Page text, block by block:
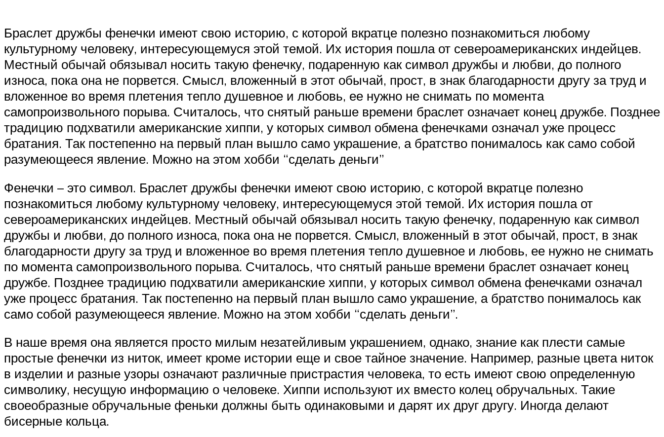
Браслет дружбы фенечки имеют свою историю, с которой вкратце полезно познакомиться любому
культурному человеку, интересующемуся этой темой. Их история пошла от североамериканских индейцев.
Местный обычай обязывал носить такую фенечку, подаренную как символ дружбы и любви, до полного
износа, пока она не порвется. Смысл, вложенный в этот обычай, прост, в знак благодарности другу за труд и
вложенное во время плетения тепло душевное и любовь, ее нужно не снимать по момента
самопроизвольного порыва. Считалось, что снятый раньше времени браслет означает конец дружбе. Позднее
традицию подхватили американские хиппи, у которых символ обмена фенечками означал уже процесс
братания. Так постепенно на первый план вышло само украшение, а братство понималось как само собой
разумеющееся явление. Можно на этом хобби “сделать деньги”
Фенечки – это символ. Браслет дружбы фенечки имеют свою историю, с которой вкратце полезно
познакомиться любому культурному человеку, интересующемуся этой темой. Их история пошла от
североамериканских индейцев. Местный обычай обязывал носить такую фенечку, подаренную как символ
дружбы и любви, до полного износа, пока она не порвется. Смысл, вложенный в этот обычай, прост, в знак
благодарности другу за труд и вложенное во время плетения тепло душевное и любовь, ее нужно не снимать
по момента самопроизвольного порыва. Считалось, что снятый раньше времени браслет означает конец
дружбе. Позднее традицию подхватили американские хиппи, у которых символ обмена фенечками означал
уже процесс братания. Так постепенно на первый план вышло само украшение, а братство понималось как
само собой разумеющееся явление. Можно на этом хобби “сделать деньги”.
В наше время она является просто милым незатейливым украшением, однако, знание как плести самые
простые фенечки из ниток, имеет кроме истории еще и свое тайное значение. Например, разные цвета ниток
в изделии и разные узоры означают различные пристрастия человека, то есть имеют свою определенную
символику, несущую информацию о человеке. Хиппи используют их вместо колец обручальных. Такие
своеобразные обручальные феньки должны быть одинаковыми и дарят их друг другу. Иногда делают
бисерные кольца.